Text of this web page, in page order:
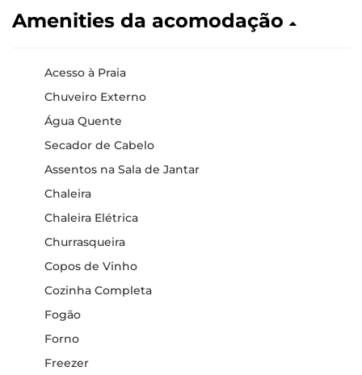
Amenities da acomodação
Acesso à Praia
Chuveiro Externo
Água Quente
Secador de Cabelo
Assentos na Sala de Jantar
Chaleira
Chaleira Elétrica
Churrasqueira
Copos de Vinho
Cozinha Completa
Fogão
Forno
Freezer